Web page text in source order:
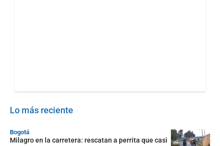
Lo más reciente
Bogotá
Milagro en la carretera: rescatan a perrita que casi